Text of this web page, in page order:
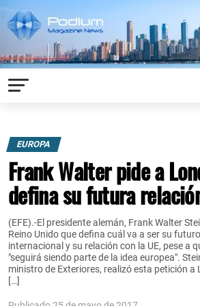
EUROPA
Frank Walter pide a
defina su futura
(EFE).-El presidente alemán, Frank Walter
Reino Unido que defina cuál va a ser su
internacional y su relación con la UE, pese a
"seguirá siendo parte de la idea europea".
ministro de Exteriores, realizó esta petición a
[…]